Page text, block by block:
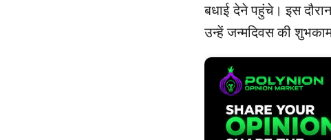
बधाई देने पहुंचे। इस
उन्हें जन्मदिवस की